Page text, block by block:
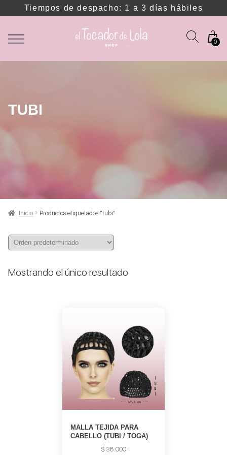
Tiempos de despacho: 1 a 3 días hábiles
0
TUBI
Inicio Productos etiquetados “tubi”
Mostrando el único resultado
MALLA TEJIDA PARA
CABELLO (TUBI / TOGA)
$ 38.000